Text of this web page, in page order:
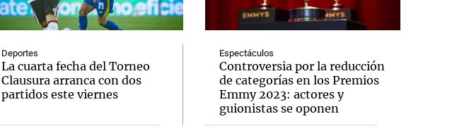
Deportes
La cuarta fecha del Torneo
Clausura arranca con dos
partidos este viernes
Espectáculos
Controversia por la reducción
de categorías en los Premios
Emmy 2023: actores y
guionistas se oponen